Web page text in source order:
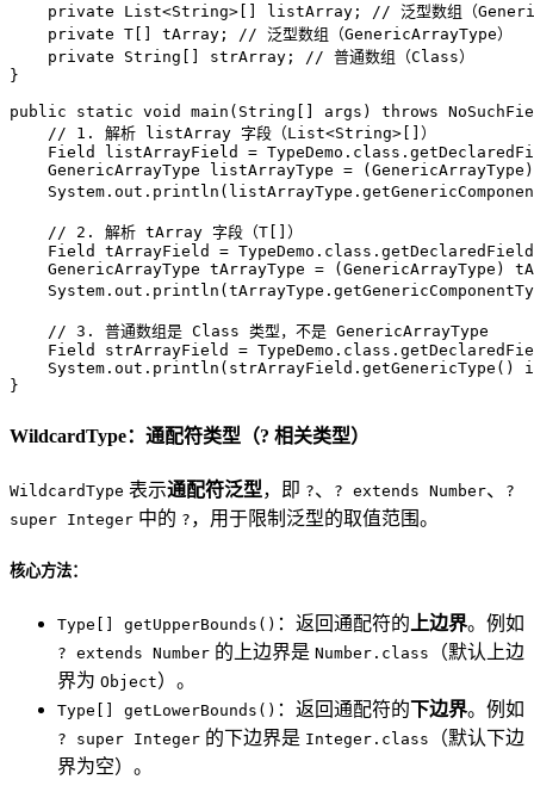
private List<String>[] listArray;
// 泛型数组（
private T[] tArray;
// 泛型数组（GenericArrayType）
private String[] strArray;
// 普通数组（Class）
}
public
static void main (String[] args) throws
// 1. 解析 listArray 字段（List<String>[]）
Field
listArrayField =
GenericArrayType
listArrayType =
// 2. 解析 tArray 字段（T[]）
Field
tArrayField =
GenericArrayType tArrayType = (GenericArrayType)
// 3. 普通数组是 Class 类型，不是 GenericArrayType
Field
strArrayField =
    System.out.println(strArrayField.getGenericType()
}
WildcardType：通配符类型（? 相关类型）
WildcardType 表示通配符泛型，即 ?、 ? extends Number、
?
super Integer 中的 ? ，用于限制泛型的取值范围。
核心方法：
Type[] getUpperBounds() ：返回通配符的 上边界。例如
? extends Number 的上边界是 Number.class
（默认上边
界为 Object）。
Type[] getLowerBounds() ：返回通配符的下边界。例如
? super Integer 的下边界是 Integer.class
（默认下边
界为空）。